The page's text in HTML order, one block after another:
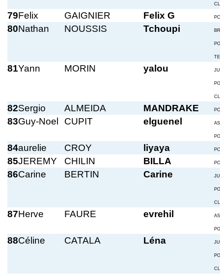
79Felix GAIGNIER Felix G
80Nathan NOUSSIS Tchoupi
81Yann MORIN yalou
82Sergio ALMEIDA MANDRAKE
83Guy-Noel CUPIT elguenel
84aurelie CROY liyaya
85JEREMY CHILIN BILLA
86Carine BERTIN Carine
87Herve FAURE evrehil
88Céline CATALA Léna